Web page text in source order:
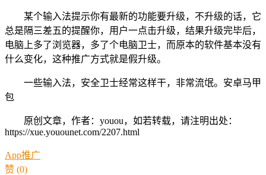
某个输入法提示你有最新的功能要升级，不升级的话，它
总是隔三差五的提醒你，用户一点击升级，结果升级完毕后，
电脑上多了浏览器，多了个电脑卫士，而原本的软件基本没有
什么变化，这种推广方式就是假升级。
一些输入法，安全卫士经常这样干，非常流氓。安卓马甲
包
原创文章，作者：youou，如若转载，请注明出处：
https://xue.youounet.com/2207.html
App推广
赞 (0)